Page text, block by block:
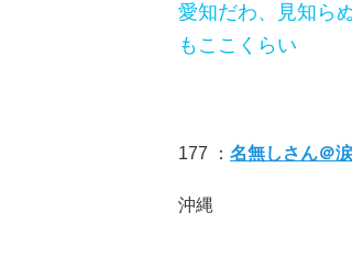
愛知だわ、見知ら
もここくらい
177 ： 名無しさん＠涙
沖縄